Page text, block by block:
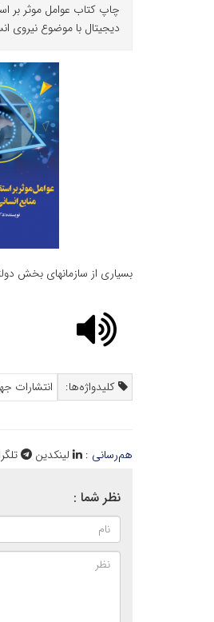
چاپ کتاب عوامل موثر بر
دیجیتال با موضوع نیروی
بسیاری از سازمان‏های بخش
کلیدواژه‌ها: انتشارات
هم‌رسانی : لینکدین
نظر شما :